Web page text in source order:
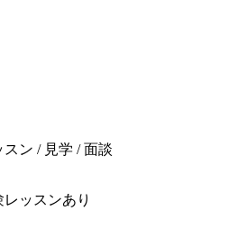
ン / 見学 / 面談
ッスンあり